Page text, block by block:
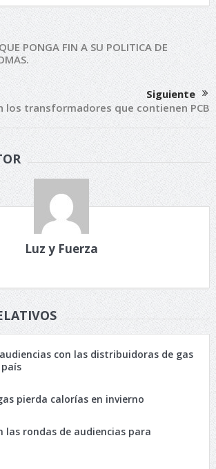
PONGA FIN A SU POLITICA DE
Siguiente
los transformadores que contienen PCB
Luz y Fuerza
con las distribuidoras de gas
pierda calorías en invierno
las rondas de audiencias para